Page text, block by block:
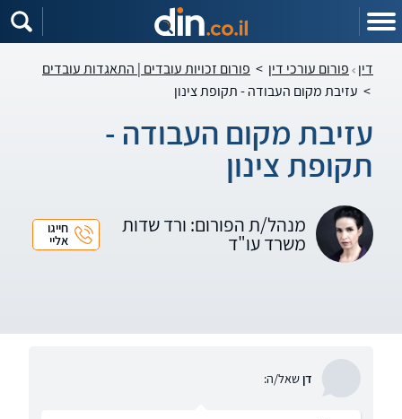
דין פורום עורכי דין > פורום זכויות עובדים | התאגדות עובדים
> עזיבת מקום העבודה - תקופת צינון
עזיבת מקום העבודה -
תקופת צינון
מנהל/ת הפורום: ורד שדות
משרד עו"ד
חייגו
אליי
דןשאל/ה: